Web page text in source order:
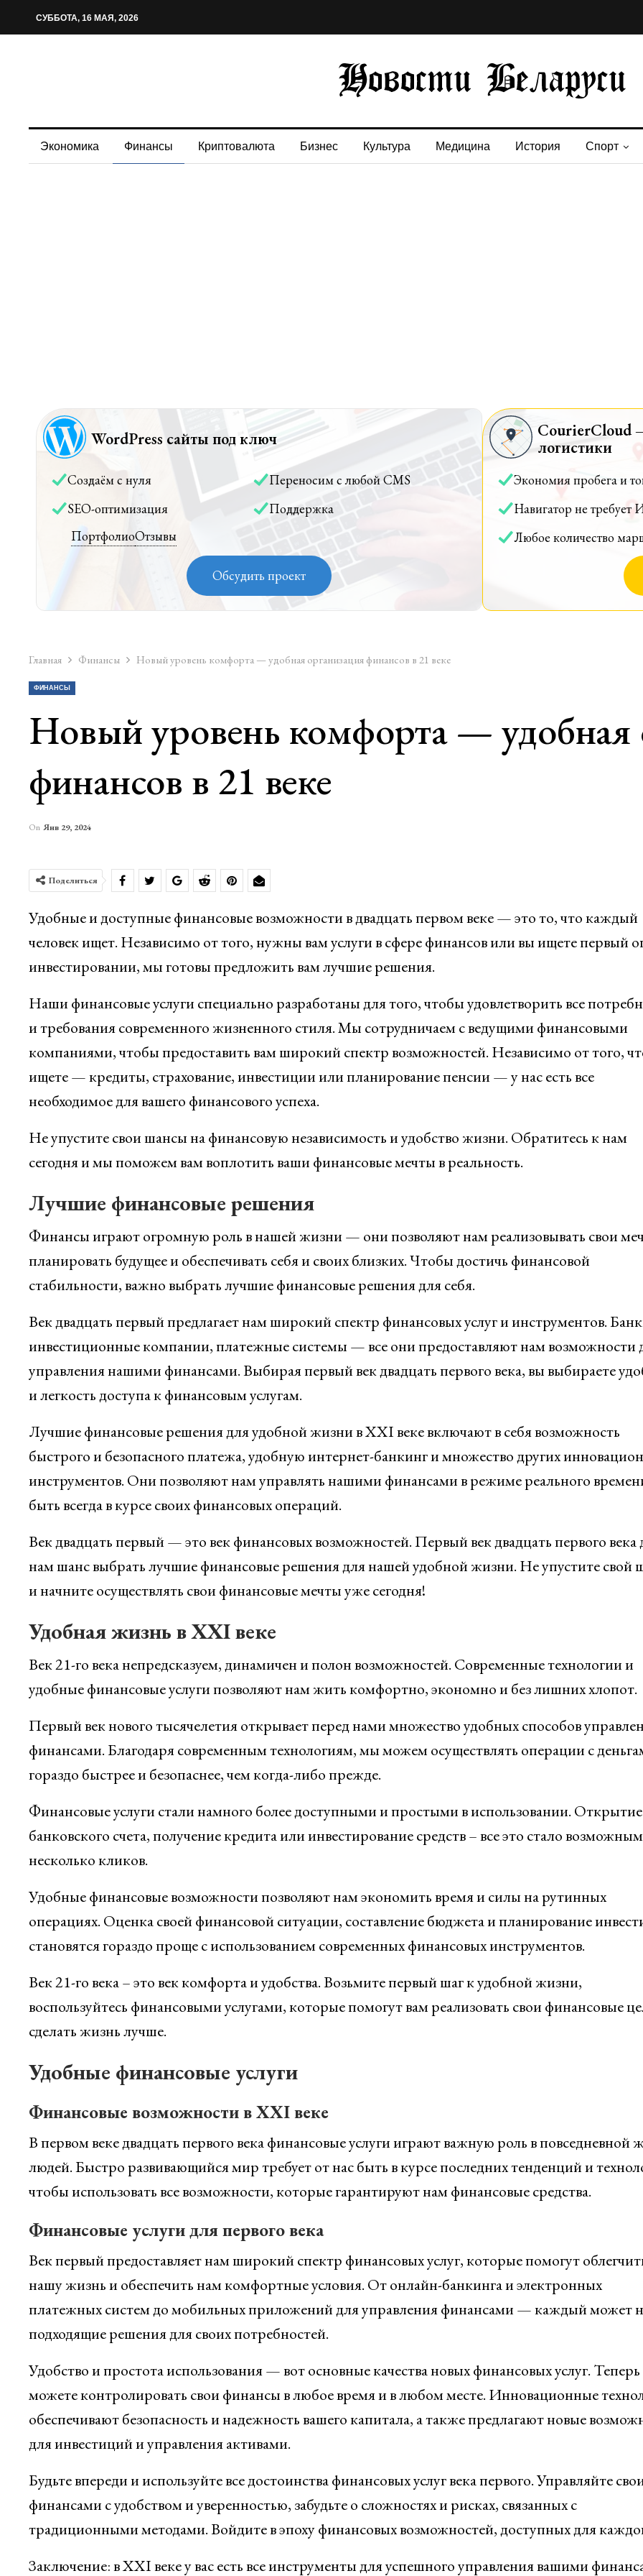
СУББОТА, 16 МАЯ, 2026
Экономика Финансы Криптовалюта Бизнес Культура Медицина История Спорт
WordPress сайты под ключ
Создаём с нуля
Переносим с любой CMS
SEO-оптимизация
Поддержка
ПортфолиоОтзывы
Обсудить проект
CourierCloud
логистики
Экономия пробега и
Навигатор не требует
Любое количество
Главная Финансы Новый уровень комфорта — удобная организация финансов в 21 веке
ФИНАНСЫ
Новый уровень комфорта — удобная
финансов в 21 веке
On Янв 29, 2024
Поделиться
Удобные и доступные финансовые возможности в двадцать первом веке — это то, что каждый
человек ищет. Независимо от того, нужны вам услуги в сфере финансов или вы ищете первый
инвестировании, мы готовы предложить вам лучшие решения.
Наши финансовые услуги специально разработаны для того, чтобы удовлетворить все
и требования современного жизненного стиля. Мы сотрудничаем с ведущими финансовыми
компаниями, чтобы предоставить вам широкий спектр возможностей. Независимо от того,
ищете — кредиты, страхование, инвестиции или планирование пенсии — у нас есть все
необходимое для вашего финансового успеха.
Не упустите свои шансы на финансовую независимость и удобство жизни. Обратитесь к нам
сегодня и мы поможем вам воплотить ваши финансовые мечты в реальность.
Лучшие финансовые решения
Финансы играют огромную роль в нашей жизни — они позволяют нам реализовывать свои
планировать будущее и обеспечивать себя и своих близких. Чтобы достичь финансовой
стабильности, важно выбрать лучшие финансовые решения для себя.
Век двадцать первый предлагает нам широкий спектр финансовых услуг и инструментов.
инвестиционные компании, платежные системы — все они предоставляют нам возможности
управления нашими финансами. Выбирая первый век двадцать первого века, вы выбираете
и легкость доступа к финансовым услугам.
Лучшие финансовые решения для удобной жизни в XXI веке включают в себя возможность
быстрого и безопасного платежа, удобную интернет-банкинг и множество других
инструментов. Они позволяют нам управлять нашими финансами в режиме реального
быть всегда в курсе своих финансовых операций.
Век двадцать первый — это век финансовых возможностей. Первый век двадцать первого века
нам шанс выбрать лучшие финансовые решения для нашей удобной жизни. Не упустите свой
и начните осуществлять свои финансовые мечты уже сегодня!
Удобная жизнь в XXI веке
Век 21-го века непредсказуем, динамичен и полон возможностей. Современные технологии и
удобные финансовые услуги позволяют нам жить комфортно, экономно и без лишних хлопот.
Первый век нового тысячелетия открывает перед нами множество удобных способов
финансами. Благодаря современным технологиям, мы можем осуществлять операции с
гораздо быстрее и безопаснее, чем когда-либо прежде.
Финансовые услуги стали намного более доступными и простыми в использовании. Открытие
банковского счета, получение кредита или инвестирование средств – все это стало
несколько кликов.
Удобные финансовые возможности позволяют нам экономить время и силы на рутинных
операциях. Оценка своей финансовой ситуации, составление бюджета и планирование
становятся гораздо проще с использованием современных финансовых инструментов.
Век 21-го века – это век комфорта и удобства. Возьмите первый шаг к удобной жизни,
воспользуйтесь финансовыми услугами, которые помогут вам реализовать свои финансовые
сделать жизнь лучше.
Удобные финансовые услуги
Финансовые возможности в XXI веке
В первом веке двадцать первого века финансовые услуги играют важную роль в повседневной
людей. Быстро развивающийся мир требует от нас быть в курсе последних тенденций и
чтобы использовать все возможности, которые гарантируют нам финансовые средства.
Финансовые услуги для первого века
Век первый предоставляет нам широкий спектр финансовых услуг, которые помогут
нашу жизнь и обеспечить нам комфортные условия. От онлайн-банкинга и электронных
платежных систем до мобильных приложений для управления финансами — каждый может
подходящие решения для своих потребностей.
Удобство и простота использования — вот основные качества новых финансовых услуг.
можете контролировать свои финансы в любое время и в любом месте. Инновационные
обеспечивают безопасность и надежность вашего капитала, а также предлагают новые
для инвестиций и управления активами.
Будьте впереди и используйте все достоинства финансовых услуг века первого. Управляйте
финансами с удобством и уверенностью, забудьте о сложностях и рисках, связанных с
традиционными методами. Войдите в эпоху финансовых возможностей, доступных для
Заключение: в XXI веке у вас есть все инструменты для успешного управления вашими